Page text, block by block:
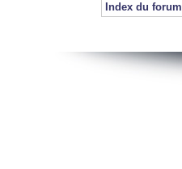
Index du forum